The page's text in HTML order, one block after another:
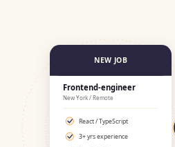
NEW JOB
Frontend-engineer
New York / Remote
React / TypeScript
3+ yrs experience